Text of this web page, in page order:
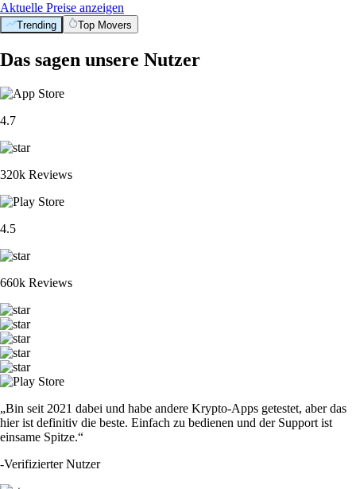
Aktuelle Preise anzeigen
Trending Top Movers
Das sagen unsere Nutzer
4.7
320k Reviews
4.5
660k Reviews
„Bin seit 2021 dabei und habe andere Krypto-Apps getestet, aber das
hier ist definitiv die beste. Einfach zu bedienen und der Support ist
einsame Spitze.“
-Verifizierter Nutzer